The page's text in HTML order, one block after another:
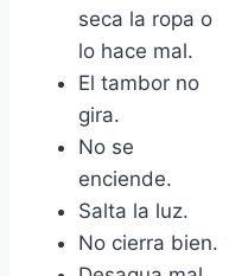
seca la ropa o
lo hace mal.
El tambor no
gira.
No se
enciende.
Salta la luz.
No cierra bien.